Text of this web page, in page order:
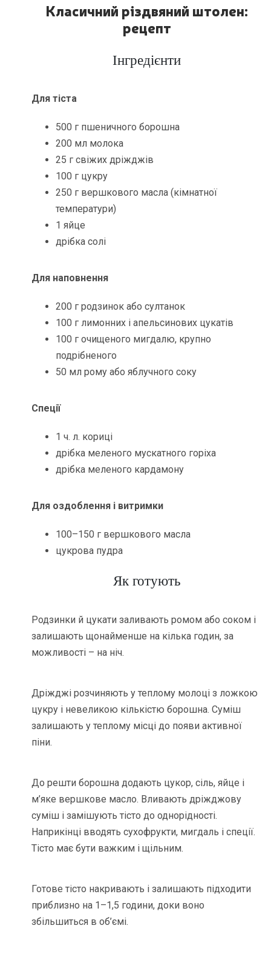
Класичний різдвяний штолен:
рецепт
Інгредієнти
Для тіста
500 г пшеничного борошна
200 мл молока
25 г свіжих дріжджів
100 г цукру
250 г вершкового масла (кімнатної
температури)
1 яйце
дрібка солі
Для наповнення
200 г родзинок або султанок
100 г лимонних і апельсинових цукатів
100 г очищеного мигдалю, крупно
подрібненого
50 мл рому або яблучного соку
Спеції
1 ч. л. кориці
дрібка меленого мускатного горіха
дрібка меленого кардамону
Для оздоблення і витримки
100–150 г вершкового масла
цукрова пудра
Як готують
Родзинки й цукати заливають ромом або соком і
залишають щонайменше на кілька годин, за
можливості – на ніч.
Дріжджі розчиняють у теплому молоці з ложкою
цукру і невеликою кількістю борошна. Суміш
залишають у теплому місці до появи активної
піни.
До решти борошна додають цукор, сіль, яйце і
м’яке вершкове масло. Вливають дріжджову
суміш і замішують тісто до однорідності.
Наприкінці вводять сухофрукти, мигдаль і спеції.
Тісто має бути важким і щільним.
Готове тісто накривають і залишають підходити
приблизно на 1–1,5 години, доки воно
збільшиться в об’ємі.